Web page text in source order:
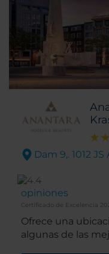
Dam 9,. 1012
opiniones
Certificado de Excelencia
Ofrece una
algunas de las